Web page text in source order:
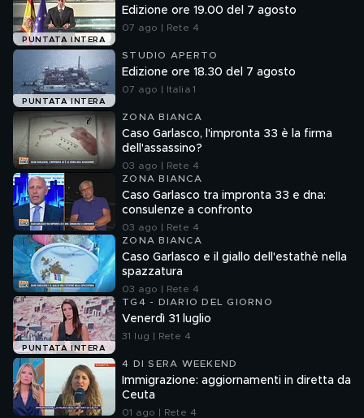
PUNTATA INTERA
Edizione ore 19.00 del 7 agosto
07 ago | Rete 4
PUNTATA INTERA
STUDIO APERTO
Edizione ore 18.30 del 7 agosto
07 ago | Italia 1
ZONA BIANCA
Caso Garlasco, l'impronta 33 è la firma
dell'assassino?
03 ago | Rete 4
ZONA BIANCA
Caso Garlasco tra impronta 33 e dna:
consulenze a confronto
03 ago | Rete 4
ZONA BIANCA
Caso Garlasco e il giallo dell'estathè nella
spazzatura
03 ago | Rete 4
PUNTATA INTERA
TG4 - DIARIO DEL GIORNO
Venerdì 31 luglio
31 lug | Rete 4
4 DI SERA WEEKEND
Immigrazione: aggiornamenti in diretta da
Ceuta
01 ago | Rete 4